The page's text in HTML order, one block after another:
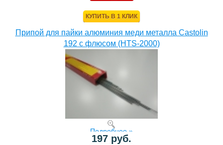
КУПИТЬ В 1 КЛИК
Припой для пайки алюминия меди металла Castolin
192 с флюсом (HTS-2000)
Подробнее »
197 руб.